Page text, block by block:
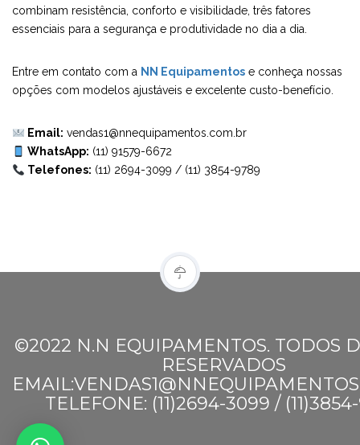
combinam resistência, conforto e visibilidade, três fatores
essenciais para a segurança e produtividade no dia a dia.
Entre em contato com a NN Equipamentos e conheça nossas
opções com modelos ajustáveis e excelente custo-benefício.
Email: vendas1@nnequipamentos.com.br
WhatsApp: (11) 91579-6672
Telefones: (11) 2694-3099 / (11) 3854-9789
©2022 N.N EQUIPAMENTOS. TODOS
RESERVADOS
TELEFONE: (11)2694-3099 /